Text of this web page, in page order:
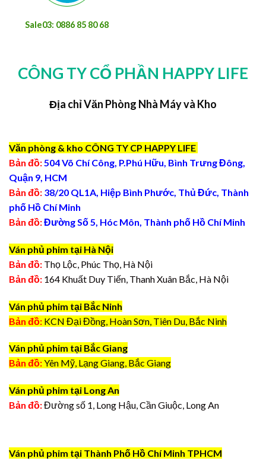
Sale03: 0886 85 80 68
CÔNG TY CỔ PHẦN HAPPY LIFE
Địa chỉ Văn Phòng Nhà Máy và Kho
Văn phòng & kho CÔNG TY CP HAPPY LIFE
Bản đồ:504 Võ Chí Công, P.Phú Hữu, Bình Trưng Đông,
Quận 9, HCM
Bản đồ: 38/20 QL1A, Hiệp Bình Phước, Thủ Đức, Thành
phố Hồ Chí Minh
Bản đồ:Đường Số 5, Hóc Môn, Thành phố Hồ Chí Minh
Ván phủ phim tại Hà Nội
Bản đồ: Thọ Lộc, Phúc Thọ, Hà Nội
Bản đồ: 164 Khuất Duy Tiến, Thanh Xuân Bắc, Hà Nội
Ván phủ phim tại Bắc Ninh
Bản đồ: KCN Đại Đồng, Hoàn Sơn, Tiên Du, Bắc Ninh
Ván phủ phim tại Bắc Giang
Bản đồ:Yên Mỹ, Lạng Giang, Bắc Giang
Ván phủ phim tại Long An
Bản đồ:Đường số 1, Long Hậu, Cần Giuộc, Long An
Ván phủ phim tại Thành Phố Hồ Chí Minh TPHCM